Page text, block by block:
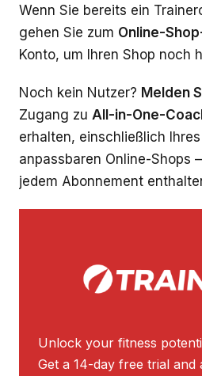
Wenn Sie bereits ein
gehen Sie zum Online-
Konto, um Ihren Shop noch
Noch kein Nutzer? Melden
Zugang zu All-in-One-
erhalten, einschließlich
anpassbaren Online-Shops
jedem Abonnement
Unlock your fitness
Get a 14-day free trial and